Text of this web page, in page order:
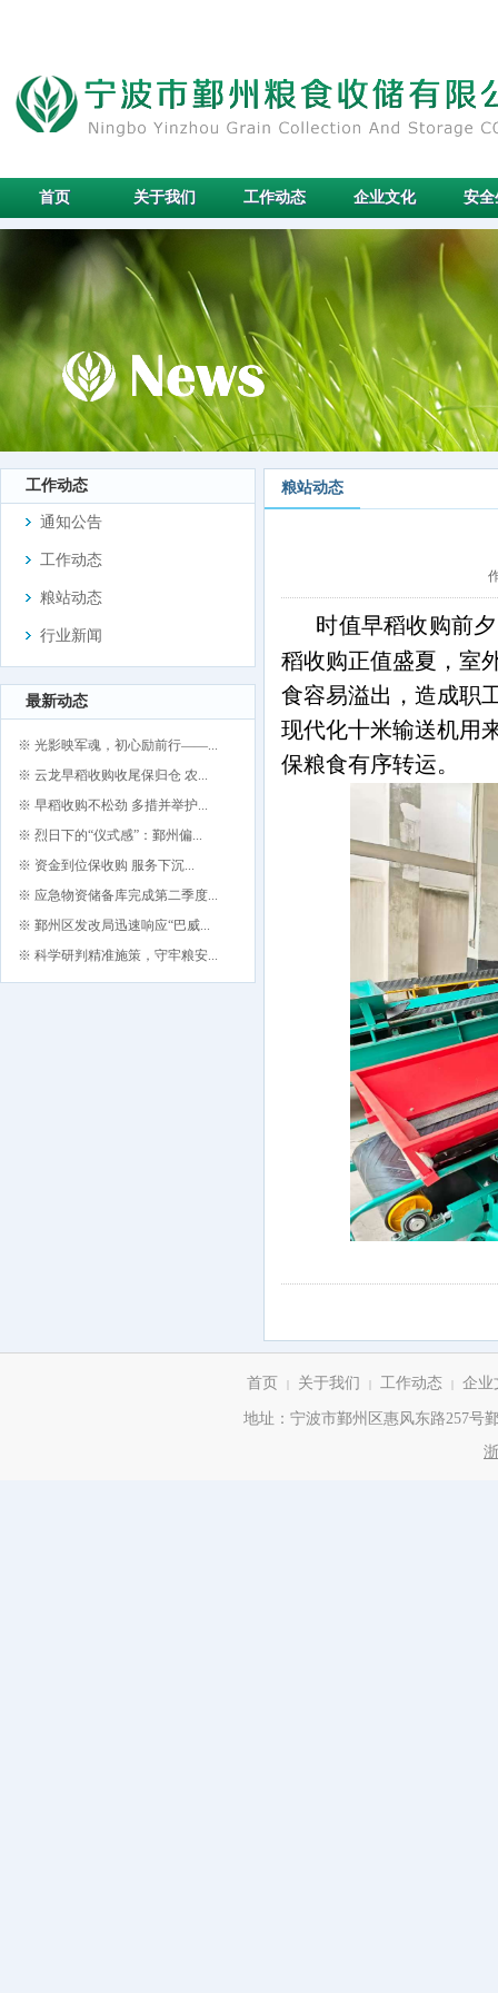
首页 关于我们 工作动态 企业文化 安全
工作动态
通知公告
工作动态
粮站动态
行业新闻
最新动态
※ 光影映军魂，初心励前行——...
※ 云龙早稻收购收尾保归仓 农...
※ 早稻收购不松劲 多措并举护...
※ 烈日下的“仪式感”：鄞州偏...
※ 资金到位保收购 服务下沉...
※ 应急物资储备库完成第二季度...
※ 鄞州区发改局迅速响应“巴威...
※ 科学研判精准施策，守牢粮安...
粮站动态
时值早稻收购前
稻收购正值盛夏，室
食容易溢出，造成职
现代化十米输送机用
保粮食有序转运。
首页 | 关于我们 | 工作动态 | 企业
地址：宁波市鄞州区惠风东路257号